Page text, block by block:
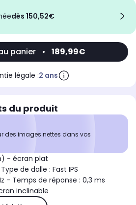
dès 150,52€
panier • 189,99€
légale :2 ans
du produit
des images nettes dans vos
- écran plat
de dalle : Fast IPS
- Temps de réponse : 0,3 ms
inclinable